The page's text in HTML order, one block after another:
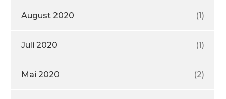
August 2020 (1)
Juli 2020 (1)
Mai 2020 (2)